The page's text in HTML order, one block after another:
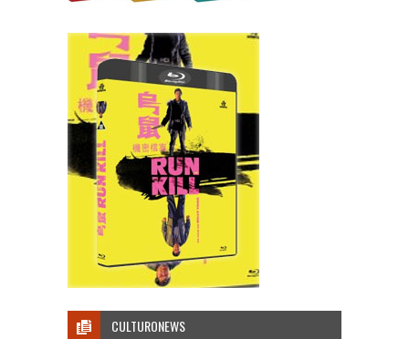
CULTURONEWS